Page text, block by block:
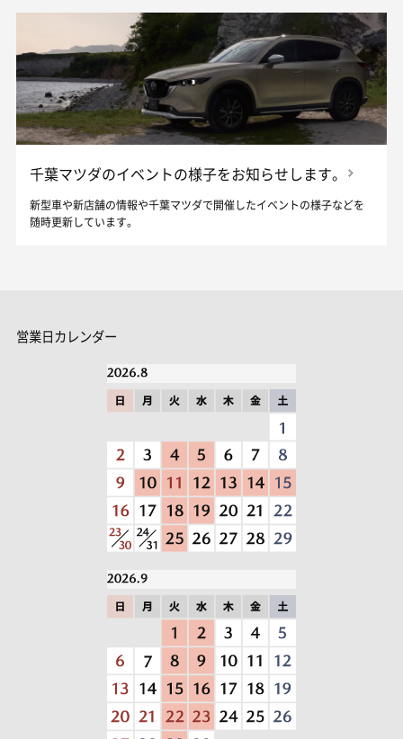
千葉マツダのイベントの様子をお知らせします。
新型車や新店舗の情報や千葉マツダで開催したイベントの様子などを
随時更新しています。
営業日カレンダー